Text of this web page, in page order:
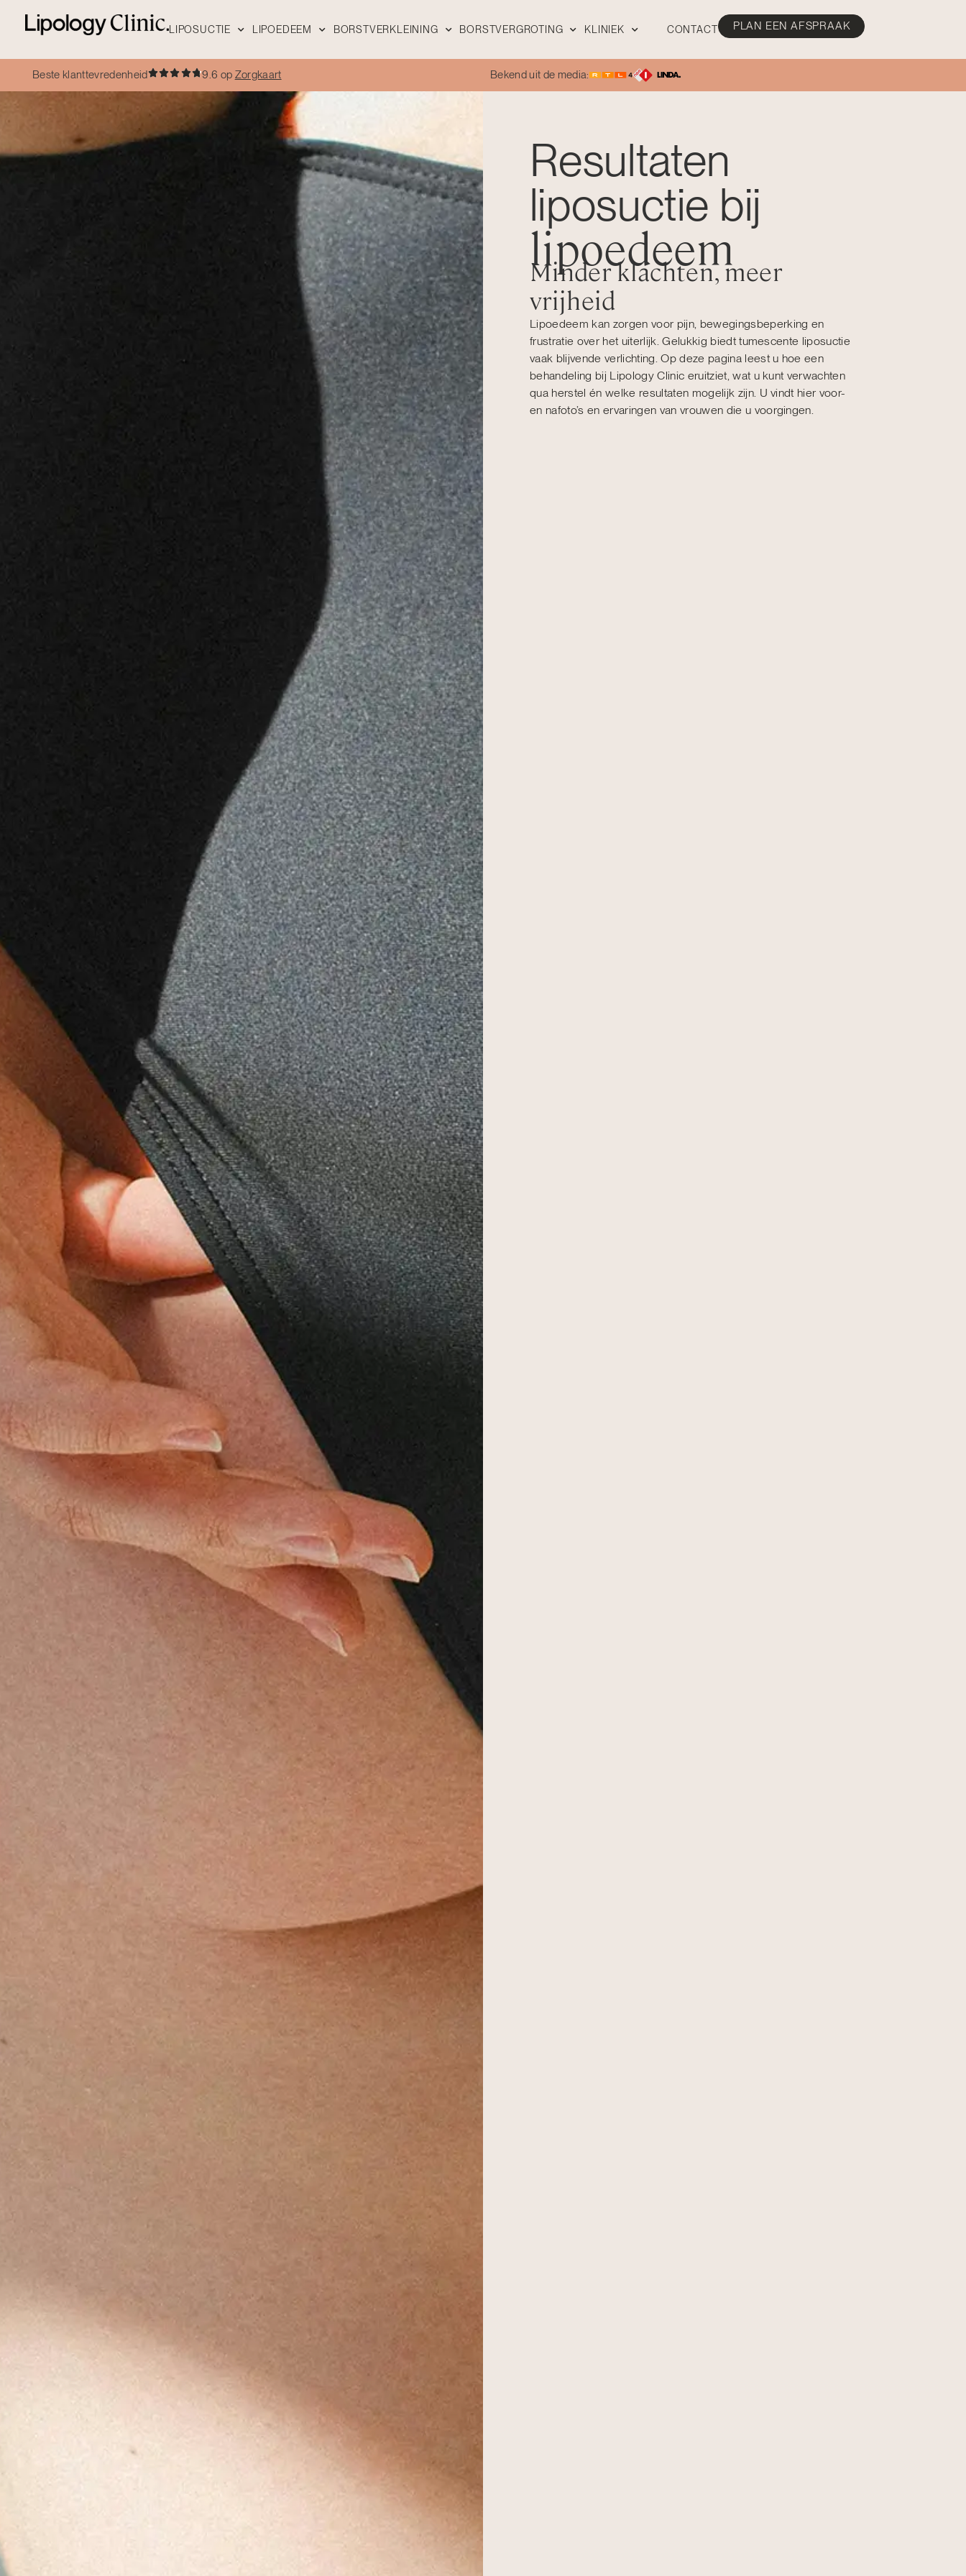
LIPOSUCTIE LIPOEDEEM BORSTVERKLEINING BORSTVERGROTING KLINIEK CONTACT PLAN EEN AFSPRAAK
Beste klanttevredenheid 9.6 op Zorgkaart Bekend uit de media:
Resultaten
liposuctie bij
lipoedeem
Minder klachten, meer
vrijheid
Lipoedeem kan zorgen voor pijn, bewegingsbeperking en
frustratie over het uiterlijk. Gelukkig biedt tumescente liposuctie
vaak blijvende verlichting. Op deze pagina leest u hoe een
behandeling bij Lipology Clinic eruitziet, wat u kunt verwachten
qua herstel én welke resultaten mogelijk zijn. U vindt hier voor-
en nafoto’s en ervaringen van vrouwen die u voorgingen.